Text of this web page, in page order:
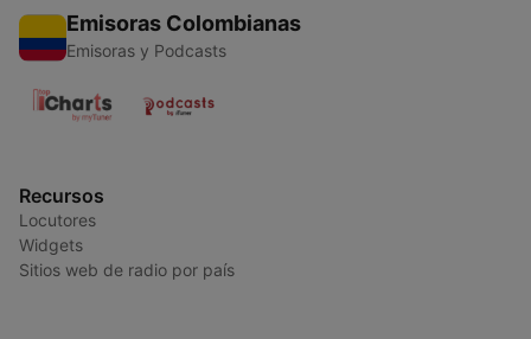
Emisoras Colombianas
Emisoras y Podcasts
Recursos
Locutores
Widgets
Sitios web de radio por país